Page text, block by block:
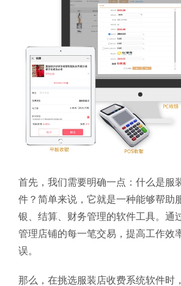
首先，我们需要明确一点：什么是服
件？简单来说，它就是一种能够帮助
银、结算、财务管理的软件工具。通
管理店铺的每一笔交易，提高工作效
误。
那么，在挑选服装店收费系统软件时